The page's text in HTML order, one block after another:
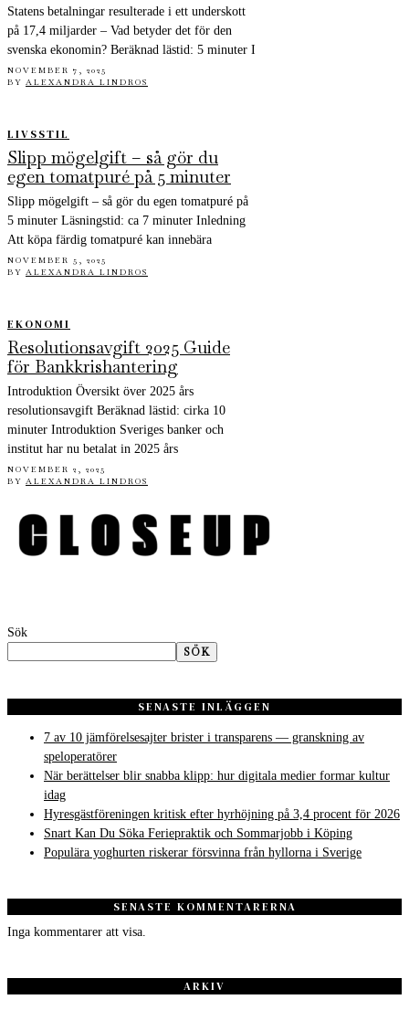
Statens betalningar resulterade i ett underskott
på 17,4 miljarder – Vad betyder det för den
svenska ekonomin? Beräknad lästid: 5 minuter I
NOVEMBER 7, 2025
BY ALEXANDRA LINDROS
LIVSSTIL
Slipp mögelgift – så gör du
egen tomatpuré på 5 minuter
Slipp mögelgift – så gör du egen tomatpuré på
5 minuter Läsningstid: ca 7 minuter Inledning
Att köpa färdig tomatpuré kan innebära
NOVEMBER 5, 2025
BY ALEXANDRA LINDROS
EKONOMI
Resolutionsavgift 2025 Guide
för Bankkrishantering
Introduktion Översikt över 2025 års
resolutionsavgift Beräknad lästid: cirka 10
minuter Introduktion Sveriges banker och
institut har nu betalat in 2025 års
NOVEMBER 2, 2025
BY ALEXANDRA LINDROS
Sök
SÖK
SENASTE INLÄGGEN
7 av 10 jämförelsesajter brister i transparens — granskning av
speloperatörer
När berättelser blir snabba klipp: hur digitala medier formar kultur
idag
Hyresgästföreningen kritisk efter hyrhöjning på 3,4 procent för 2026
Snart Kan Du Söka Feriepraktik och Sommarjobb i Köping
Populära yoghurten riskerar försvinna från hyllorna i Sverige
SENASTE KOMMENTARERNA
Inga kommentarer att visa.
ARKIV